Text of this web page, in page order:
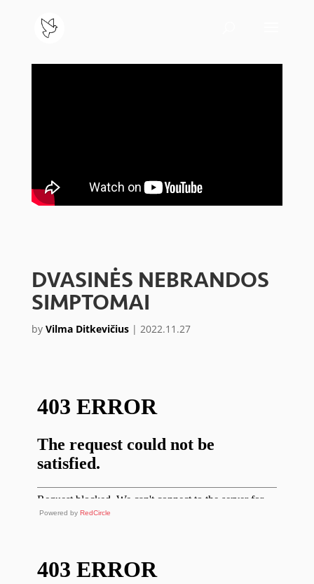
DVASINĖS NEBRANDOS
SIMPTOMAI
by Vilma Ditkevičius| 2022.11.27
Powered by RedCircle